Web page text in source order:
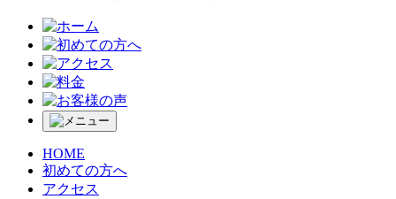
HOME
初めての方へ
アクセス